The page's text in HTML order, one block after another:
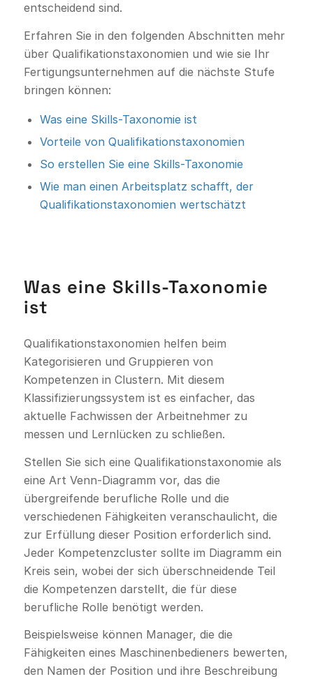
entscheidend sind.
Erfahren Sie in den folgenden Abschnitten mehr
über Qualifikationstaxonomien und wie sie Ihr
Fertigungsunternehmen auf die nächste Stufe
bringen können:
Was eine Skills-Taxonomie ist
Vorteile von Qualifikationstaxonomien
So erstellen Sie eine Skills-Taxonomie
Wie man einen Arbeitsplatz schafft, der
Qualifikationstaxonomien wertschätzt
Was eine Skills-Taxonomie
ist
Qualifikationstaxonomien helfen beim
Kategorisieren und Gruppieren von
Kompetenzen in Clustern. Mit diesem
Klassifizierungssystem ist es einfacher, das
aktuelle Fachwissen der Arbeitnehmer zu
messen und Lernlücken zu schließen.
Stellen Sie sich eine Qualifikationstaxonomie als
eine Art Venn-Diagramm vor, das die
übergreifende berufliche Rolle und die
verschiedenen Fähigkeiten veranschaulicht, die
zur Erfüllung dieser Position erforderlich sind.
Jeder Kompetenzcluster sollte im Diagramm ein
Kreis sein, wobei der sich überschneidende Teil
die Kompetenzen darstellt, die für diese
berufliche Rolle benötigt werden.
Beispielsweise können Manager, die die
Fähigkeiten eines Maschinenbedieners bewerten,
den Namen der Position und ihre Beschreibung